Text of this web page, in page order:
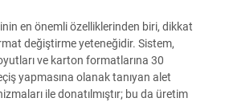
en önemli özelliklerinden biri, dikkat
değiştirme yeteneğidir. Sistem,
ve karton formatlarına 30
yapmasına olanak tanıyan alet
ile donatılmıştır; bu da üretim